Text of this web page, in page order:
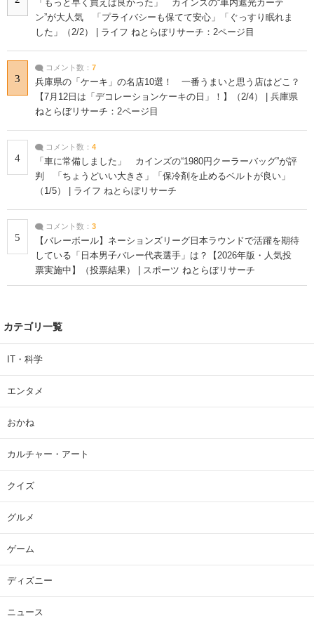
「もっと早く買えば良かった」 カインズの“車内遮光カーテ
ン”が大人気 「プライバシーも保てて安心」「ぐっすり眠れま
した」（2/2） | ライフ ねとらぼリサーチ：2ページ目
3
コメント数： 7
兵庫県の「ケーキ」の名店10選！ 一番うまいと思う店はどこ？
【7月12日は「デコレーションケーキの日」！】（2/4） | 兵庫県
ねとらぼリサーチ：2ページ目
4
コメント数： 4
「車に常備しました」 カインズの“1980円クーラーバッグ”が評
判 「ちょうどいい大きさ」「保冷剤を止めるベルトが良い」
（1/5） | ライフ ねとらぼリサーチ
5
コメント数： 3
【バレーボール】ネーションズリーグ日本ラウンドで活躍を期待
している「日本男子バレー代表選手」は？【2026年版・人気投
票実施中】（投票結果） | スポーツ ねとらぼリサーチ
カテゴリ一覧
IT・科学
エンタメ
おかね
カルチャー・アート
クイズ
グルメ
ゲーム
ディズニー
ニュース